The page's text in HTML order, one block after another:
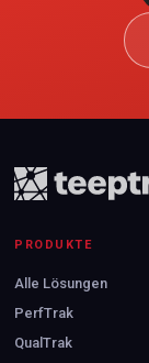
PRODUKTE
Alle Lösungen
PerfTrak
QualTrak